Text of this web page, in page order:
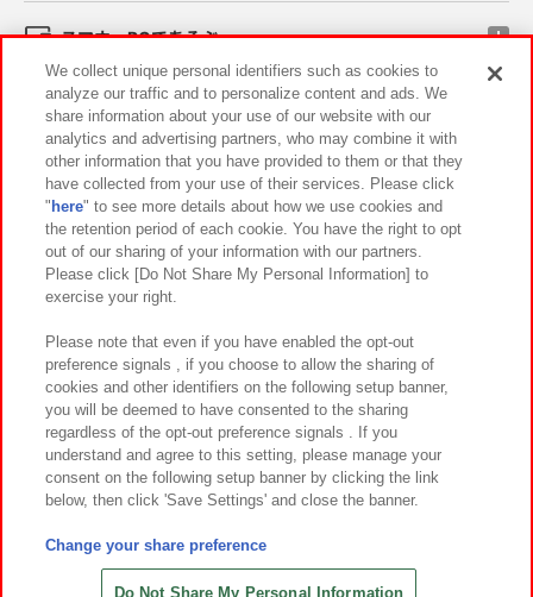
スマホ・PCであそぶ
イベント・キャンペーン
関連会社 サステナビリティ サイトポリシー
プライバシーポリシー ウェブアクセシビリティ方針と検証結果
お取引先さまとともに
カスタマーハラスメント対応方針 よくあるご質問・お問い合わせ
©Bandai Namco Amusement Inc.
©Bandai Namco Amusement Lab Inc.
©HANAYASHIKI Co., Ltd. All Rights Reserved.
We collect unique personal identifiers such as cookies to
analyze our traffic and to personalize content and ads. We
share information about your use of our website with our
analytics and advertising partners, who may combine it with
other information that you have provided to them or that they
have collected from your use of their services. Please click
" here" to see more details about how we use cookies and
the retention period of each cookie. You have the right to opt
out of our sharing of your information with our partners.
Please click [Do Not Share My Personal Information] to
exercise your right.
Please note that even if you have enabled the opt-out
preference signals , if you choose to allow the sharing of
cookies and other identifiers on the following setup banner,
you will be deemed to have consented to the sharing
regardless of the opt-out preference signals . If you
understand and agree to this setting, please manage your
consent on the following setup banner by clicking the link
below, then click 'Save Settings' and close the banner.
Change your share preference
Do Not Share My Personal Information